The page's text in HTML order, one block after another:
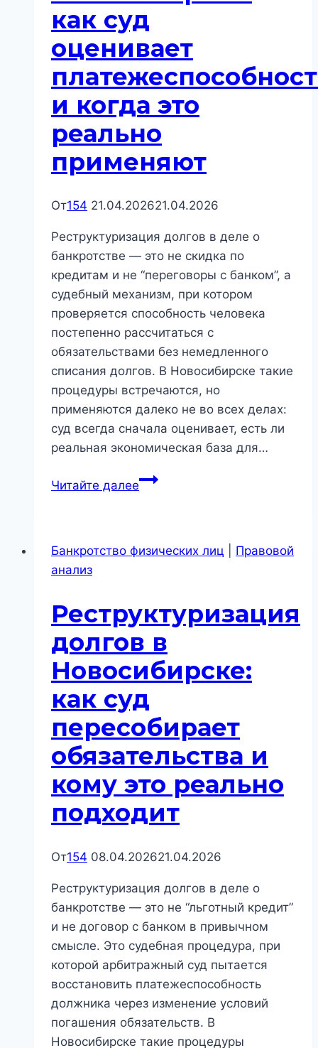
как суд
оценивает
и когда это
реально
применяют
От154 21.04.202621.04.2026
Реструктуризация долгов в деле о
банкротстве — это не скидка по
кредитам и не “переговоры с банком”, а
судебный механизм, при котором
проверяется способность человека
постепенно рассчитаться с
обязательствами без немедленного
списания долгов. В Новосибирске такие
процедуры встречаются, но
применяются далеко не во всех делах:
суд всегда сначала оценивает, есть ли
реальная экономическая база для…
Читайте далееРеструктуризация
как
платежеспособность
когда
это
применяют
Банкротство физических лиц
Правовой
анализ
Реструктуризация
долгов в
Новосибирске:
как суд
пересобирает
обязательства и
кому это реально
подходит
От154 08.04.202621.04.2026
Реструктуризация долгов в деле о
банкротстве — это не “льготный кредит”
и не договор с банком в привычном
смысле. Это судебная процедура, при
которой арбитражный суд пытается
восстановить платежеспособность
должника через изменение условий
погашения обязательств. В
Новосибирске такие процедуры